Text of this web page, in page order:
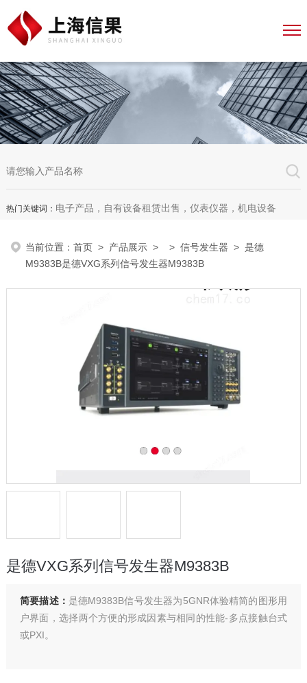
热门关键词： 电子产品，自有设备租赁出售，仪表仪器，机电设备
当前位置：首页 > 产品展示 > >信号发生器 > 是德
M9383B是德VXG系列信号发生器M9383B
是德VXG系列信号发生器M9383B
简要描述： 是德M9383B信号发生器为5GNR体验精简的图形用
户界面，选择两个方便的形成因素与相同的性能-多点接触台式
或PXI。